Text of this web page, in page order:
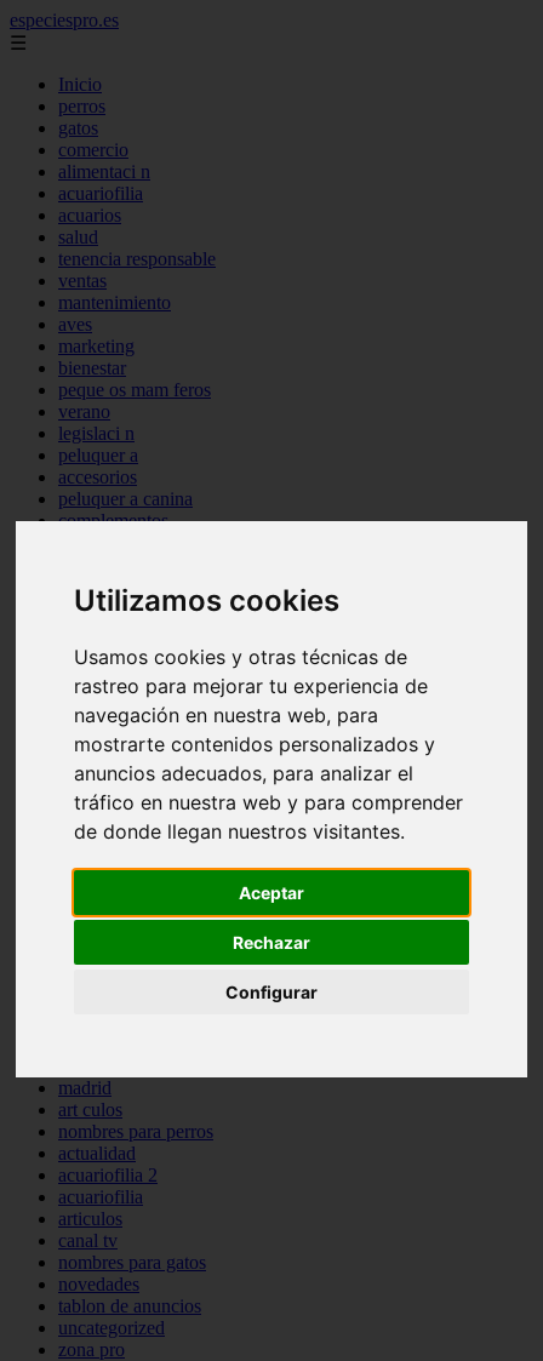
Utilizamos cookies
Usamos cookies y otras técnicas de
rastreo para mejorar tu experiencia de
navegación en nuestra web, para
mostrarte contenidos personalizados y
anuncios adecuados, para analizar el
tráfico en nuestra web y para comprender
de donde llegan nuestros visitantes.
Aceptar
Rechazar
Configurar
especiespro.es
☰
Inicio
perros
gatos
comercio
alimentaci n
acuariofilia
acuarios
salud
tenencia responsable
ventas
mantenimiento
aves
marketing
bienestar
peque os mam feros
verano
legislaci n
peluquer a
accesorios
peluquer a canina
complementos
protagonistas
reptiles
adopci n
higiene
snacks
acuario
comercios
estanques
viajar
cr a
especies invasoras
madrid
art culos
nombres para perros
actualidad
acuariofilia 2
acuariofilia
articulos
canal tv
nombres para gatos
novedades
tablon de anuncios
uncategorized
zona pro